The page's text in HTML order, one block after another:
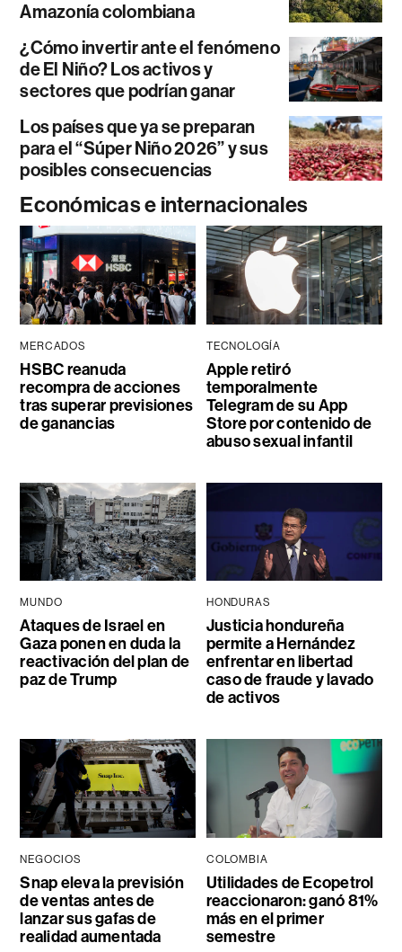
Amazonía colombiana
¿Cómo invertir ante el fenómeno
de El Niño? Los activos y
sectores que podrían ganar
Los países que ya se preparan
para el “Súper Niño 2026” y sus
posibles consecuencias
Económicas e internacionales
MERCADOS
HSBC reanuda
recompra de acciones
tras superar previsiones
de ganancias
TECNOLOGÍA
Apple retiró
temporalmente
Telegram de su App
Store por contenido de
abuso sexual infantil
MUNDO
Ataques de Israel en
Gaza ponen en duda la
reactivación del plan de
paz de Trump
HONDURAS
Justicia hondureña
permite a Hernández
enfrentar en libertad
caso de fraude y lavado
de activos
NEGOCIOS
Snap eleva la previsión
de ventas antes de
lanzar sus gafas de
realidad aumentada
COLOMBIA
Utilidades de Ecopetrol
reaccionaron: ganó 81%
más en el primer
semestre